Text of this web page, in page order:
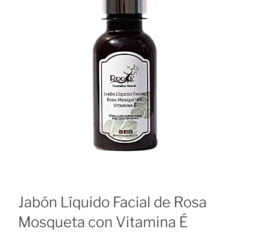
Jabón Líquido Facial de Rosa
Mosqueta con Vitamina É